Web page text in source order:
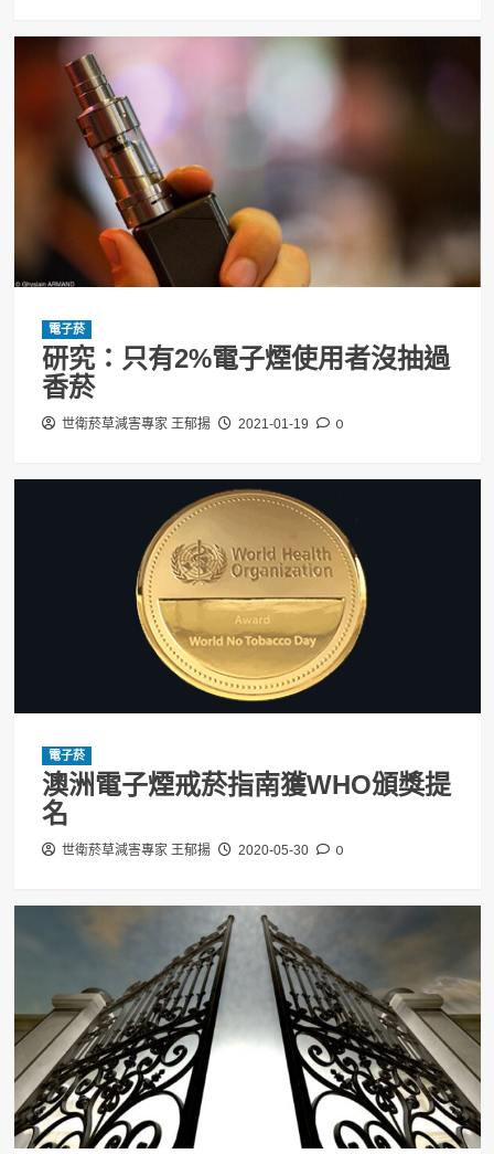
電子菸
研究：只有2%電子煙使用者沒抽過
香菸
世衛菸草減害專家 王郁揚 2021-01-19 0
電子菸
澳洲電子煙戒菸指南獲WHO頒獎提
名
世衛菸草減害專家 王郁揚 2020-05-30 0